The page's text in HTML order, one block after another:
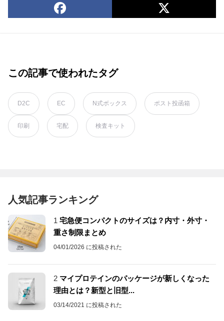
この記事で使われたタグ
D2C EC N式ボックス ポスト投函箱
印刷 宅配 検査キット
人気記事ランキング
1 宅急便コンパクトのサイズは？内寸・外寸・
重さ制限まとめ
04/01/2026 に投稿された
2 マイプロテインのパッケージが新しくなった
理由とは？新型と旧型...
03/14/2021 に投稿された